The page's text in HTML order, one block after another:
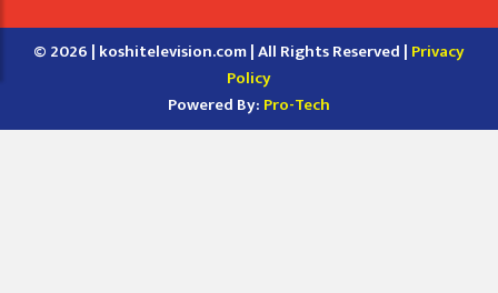
© 2026 | koshitelevision.com | All Rights Reserved | Privacy
Policy
Powered By: Pro-Tech